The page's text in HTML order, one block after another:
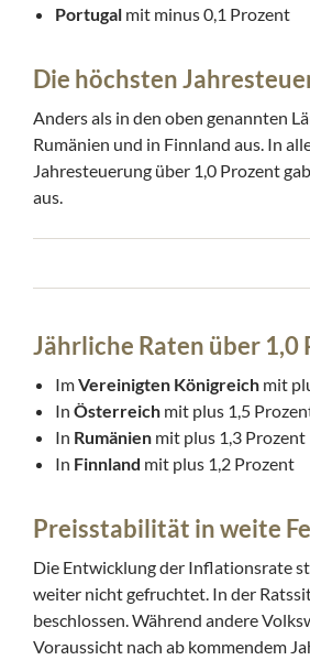
Portugal mit minus 0,1 Prozent
Die höchsten
Anders als in den oben genannten
Rumänien und in Finnland aus. In
Jahresteuerung über 1,0 Prozent
aus.
Jährliche Raten über 1,0
ImVereinigten Königreich mit
In Österreich mit plus 1,5
In Rumänien mit plus 1,3 Prozent
In Finnland mit plus 1,2 Prozent
Preisstabilität in weite
Die Entwicklung der Inflationsrate
weiter nicht gefruchtet. In der
beschlossen. Während andere
Voraussicht nach ab kommendem